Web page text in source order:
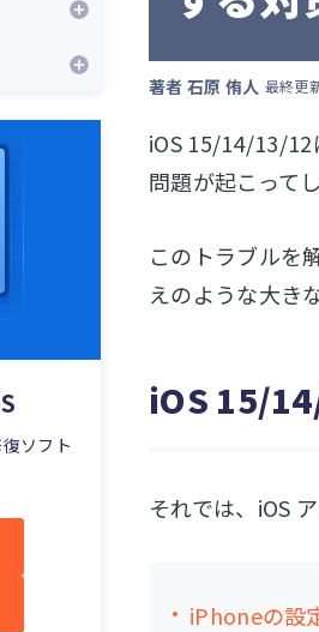
ソフト
著者 石原 侑人 最終更
iOS 15/14/13/12
問題が起こって
このトラブルを
えのような大き
iOS 15/
それでは、iOS
iPhoneの設